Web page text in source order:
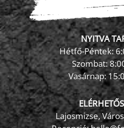
NYITVA
Hétfő-Péntek:
Szombat:
Vasárnap:
Lajosmizse,